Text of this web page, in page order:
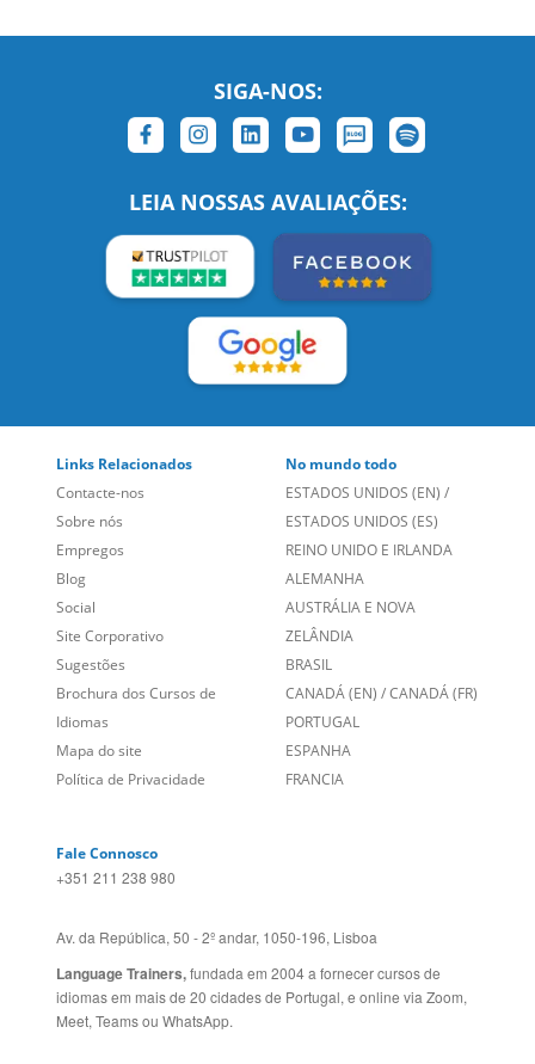
SIGA-NOS:
LEIA NOSSAS AVALIAÇÕES:
Links Relacionados
Contacte-nos
Sobre nós
Empregos
Blog
Social
Site Corporativo
Sugestões
Brochura dos Cursos de
Idiomas
Mapa do site
Política de Privacidade
No mundo todo
ESTADOS UNIDOS (EN) /
ESTADOS UNIDOS (ES)
REINO UNIDO E IRLANDA
ALEMANHA
AUSTRÁLIA E NOVA
ZELÂNDIA
BRASIL
CANADÁ (EN) /CANADÁ (FR)
PORTUGAL
ESPANHA
FRANCIA
Fale Connosco
+351 211 238 980
Av. da República, 50 - 2º andar, 1050-196, Lisboa
Language Trainers,fundada em 2004 a fornecer cursos de
idiomas em mais de 20 cidades de Portugal, e online via Zoom,
Meet, Teams ou WhatsApp.